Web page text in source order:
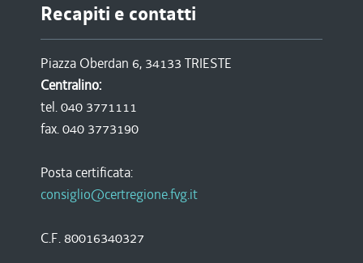
Recapiti e contatti
Piazza Oberdan 6, 34133 TRIESTE
Centralino:
tel. 040 3771111
fax. 040 3773190
Posta certificata:
consiglio@certregione.fvg.it
C.F. 80016340327